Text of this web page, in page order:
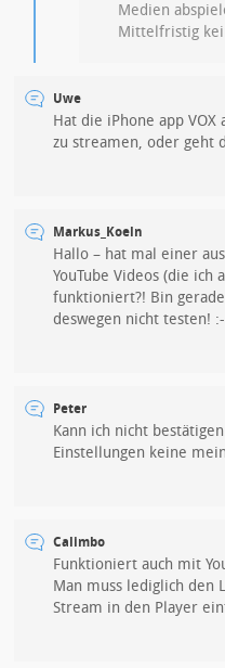
Medien
Mittelfristig
Uwe
Hat die iPhone app
zu streamen, oder geht
Markus_Koeln
Hallo – hat mal einer
YouTube Videos (die ich
funktioniert?! Bin
deswegen nicht testen!
Peter
Kann ich nicht
Einstellungen keine
Calimbo
Funktioniert auch mit
Man muss lediglich den
Stream in den Player